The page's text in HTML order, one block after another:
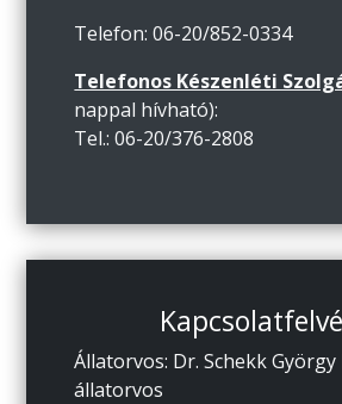
Telefon: 06-20/852-0334
Telefonos Készenléti
nappal hívható):
Tel.: 06-20/376-2808
Állatorvos: Dr. Schekk
állatorvos